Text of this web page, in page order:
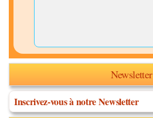
Newsletter
Inscrivez-vous à notre Newsletter